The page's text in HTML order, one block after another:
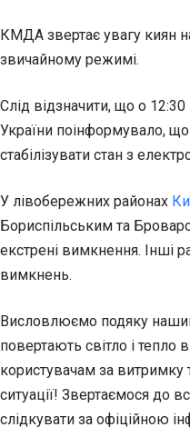
КМДА звертає увагу киян
звичайному режимі.
Слід відзначити, що о
України поінформувало,
стабілізувати стан з
У лівобережних районах
Бориспільським та
екстрені вимкнення. Інші
вимкнень.
Висловлюємо подяку
повертають світло і
користувачам за витримку
ситуації! Звертаємося до
слідкувати за офіційною